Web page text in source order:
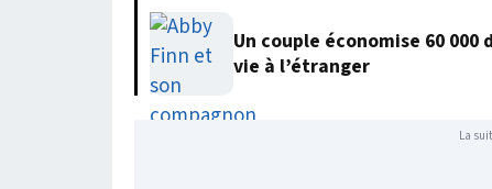
Un couple économise 60
vie à l’étranger
La